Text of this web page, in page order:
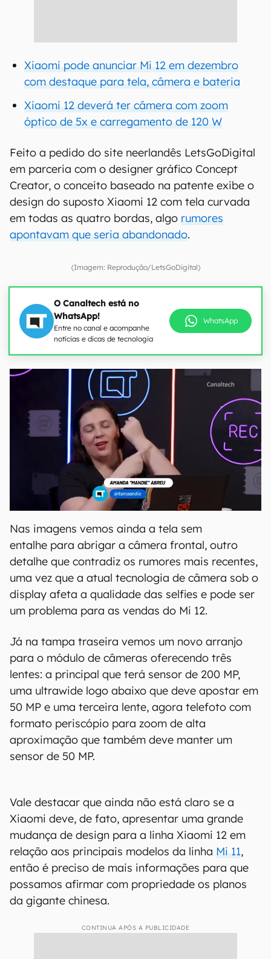
Xiaomi pode anunciar Mi 12 em dezembro
com destaque para tela, câmera e bateria
Xiaomi 12 deverá ter câmera com zoom
óptico de 5x e carregamento de 120 W
Feito a pedido do site neerlandês LetsGoDigital
em parceria com o designer gráfico Concept
Creator, o conceito baseado na patente exibe o
design do suposto Xiaomi 12 com tela curvada
em todas as quatro bordas, algo rumores
apontavam que seria abandonado.
(Imagem: Reprodução/LetsGoDigital)
O Canaltech está no
WhatsApp!
Entre no canal e acompanhe
notícias e dicas de tecnologia
WhatsApp
Nas imagens vemos ainda a tela sem
entalhe para abrigar a câmera frontal, outro
detalhe que contradiz os rumores mais recentes,
uma vez que a atual tecnologia de câmera sob o
display afeta a qualidade das selfies e pode ser
um problema para as vendas do Mi 12.
Já na tampa traseira vemos um novo arranjo
para o módulo de câmeras oferecendo três
lentes: a principal que terá sensor de 200 MP,
uma ultrawide logo abaixo que deve apostar em
50 MP e uma terceira lente, agora telefoto com
formato periscópio para zoom de alta
aproximação que também deve manter um
sensor de 50 MP.
Vale destacar que ainda não está claro se a
Xiaomi deve, de fato, apresentar uma grande
mudança de design para a linha Xiaomi 12 em
relação aos principais modelos da linha Mi 11,
então é preciso de mais informações para que
possamos afirmar com propriedade os planos
da gigante chinesa.
CONTINUA APÓS A PUBLICIDADE